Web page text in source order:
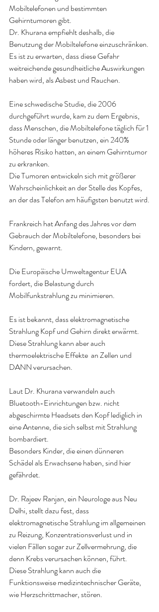
Mobiltelefonen und bestimmten
Gehirntumoren gibt.
Dr. Khurana empfiehlt deshalb, die
Benutzung der Mobiltelefone einzuschränken.
Es ist zu erwarten, dass diese Gefahr
weitreichende gesundheitliche Auswirkungen
haben wird, als Asbest und Rauchen.
Eine schwedische Studie, die 2006
durchgeführt wurde, kam zu dem Ergebnis,
dass Menschen, die Mobiltelefone täglich für 1
Stunde oder länger benutzen, ein 240%
höheres Risiko hatten, an einem Gehirntumor
zu erkranken.
Die Tumoren entwickeln sich mit größerer
Wahrscheinlichkeit an der Stelle des Kopfes,
an der das Telefon am häufigsten benutzt wird.
Frankreich hat Anfang des Jahres vor dem
Gebrauch der Mobiltelefone, besonders bei
Kindern, gewarnt.
Die Europäische Umweltagentur EUA
fordert, die Belastung durch
Mobilfunkstrahlung zu minimieren.
Es ist bekannt, dass elektromagnetische
Strahlung Kopf und Gehirn direkt erwärmt.
Diese Strahlung kann aber auch
thermoelektrische Effekte  an Zellen und
DANN verursachen.
Laut Dr. Khurana verwandeln auch
Bluetooth-Einrichtungen bzw. nicht
abgeschirmte Headsets den Kopf lediglich in
eine Antenne, die sich selbst mit Strahlung
bombardiert.
Besonders Kinder, die einen dünneren
Schädel als Erwachsene haben, sind hier
gefährdet.
Dr. Rajeev Ranjan, ein Neurologe aus Neu
Delhi, stellt dazu fest, dass
elektromagnetische Strahlung im allgemeinen
zu Reizung, Konzentrationsverlust und in
vielen Fällen sogar zur Zellvermehrung, die
denn Krebs verursachen können, führt.
Diese Strahlung kann auch die
Funktionsweise medizintechnischer Geräte,
wie Herzschrittmacher, stören.